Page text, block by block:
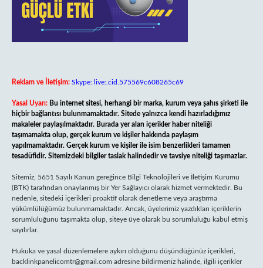
Reklam ve İletişim: Skype: live:.cid.575569c608265c69
Yasal Uyarı: Bu internet sitesi, herhangi bir marka, kurum veya şahıs şirketi ile
hiçbir bağlantısı bulunmamaktadır. Sitede yalnızca kendi hazırladığımız
makaleler paylaşılmaktadır. Burada yer alan içerikler haber niteliği
taşımamakta olup, gerçek kurum ve kişiler hakkında paylaşım
yapılmamaktadır. Gerçek kurum ve kişiler ile isim benzerlikleri tamamen
tesadüfidir. Sitemizdeki bilgiler taslak halindedir ve tavsiye niteliği taşımazlar.
Sitemiz, 5651 Sayılı Kanun gereğince Bilgi Teknolojileri ve İletişim Kurumu
(BTK) tarafından onaylanmış bir Yer Sağlayıcı olarak hizmet vermektedir. Bu
nedenle, sitedeki içerikleri proaktif olarak denetleme veya araştırma
yükümlülüğümüz bulunmamaktadır. Ancak, üyelerimiz yazdıkları içeriklerin
sorumluluğunu taşımakta olup, siteye üye olarak bu sorumluluğu kabul etmiş
sayılırlar.
Hukuka ve yasal düzenlemelere aykırı olduğunu düşündüğünüz içerikleri,
backlinkpanelicomtr@gmail.com adresine bildirmeniz halinde, ilgili içerikler